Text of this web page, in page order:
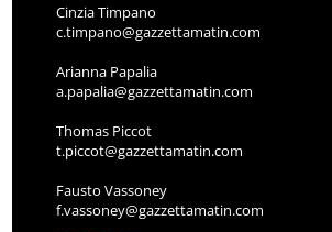
Cinzia Timpano
c.timpano@gazzettamatin.com
Arianna Papalia
a.papalia@gazzettamatin.com
Thomas Piccot
t.piccot@gazzettamatin.com
Fausto Vassoney
f.vassoney@gazzettamatin.com